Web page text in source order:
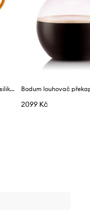
Bodum louhovač na kávu z borosilikátového skla 10,6 x 20,6 x 17,8 cm
2099 Kč